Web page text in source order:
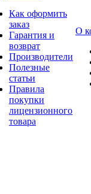
Как оформить
заказ
Гарантия и
возврат
Производители
Полезные
статьи
Правила
покупки
лицензионного
товара
О